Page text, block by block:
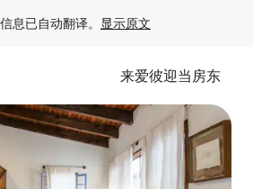
息已自动翻译。 显示原文
来爱彼迎当房东